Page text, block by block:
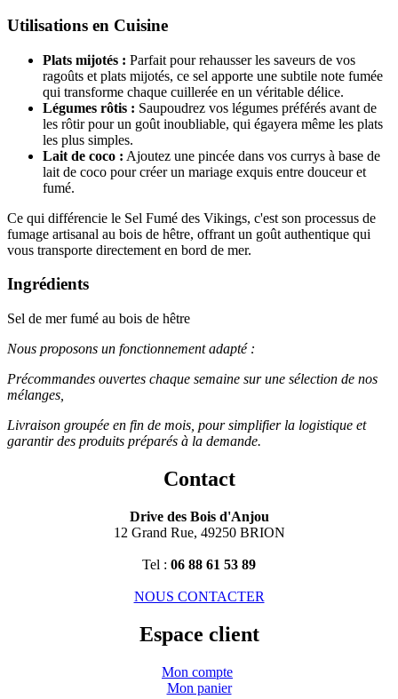
Utilisations en Cuisine
Plats mijotés : Parfait pour rehausser les saveurs de vos
ragoûts et plats mijotés, ce sel apporte une subtile note fumée
qui transforme chaque cuillerée en un véritable délice.
Légumes rôtis : Saupoudrez vos légumes préférés avant de
les rôtir pour un goût inoubliable, qui égayera même les plats
les plus simples.
Lait de coco : Ajoutez une pincée dans vos currys à base de
lait de coco pour créer un mariage exquis entre douceur et
fumé.
Ce qui différencie le Sel Fumé des Vikings, c'est son processus de
fumage artisanal au bois de hêtre, offrant un goût authentique qui
vous transporte directement en bord de mer.
Ingrédients
Sel de mer fumé au bois de hêtre
Nous proposons un fonctionnement adapté :
Précommandes ouvertes chaque semaine sur une sélection de nos
mélanges,
Livraison groupée en fin de mois, pour simplifier la logistique et
garantir des produits préparés à la demande.
Contact
Drive des Bois d'Anjou
12 Grand Rue, 49250 BRION
Tel : 06 88 61 53 89
NOUS CONTACTER
Espace client
Mon compte
Mon panier